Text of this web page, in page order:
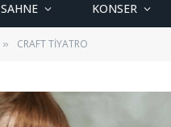
SAHNE KONSER
» CRAFT TİYATRO